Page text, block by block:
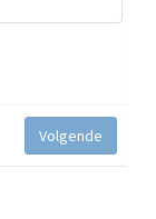
Volgende